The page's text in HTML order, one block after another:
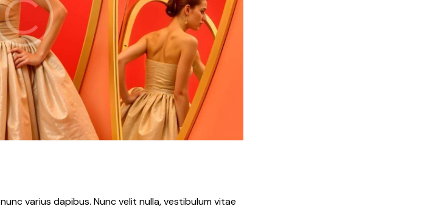
varius dapibus. Nunc velit nulla, vestibulum vitae